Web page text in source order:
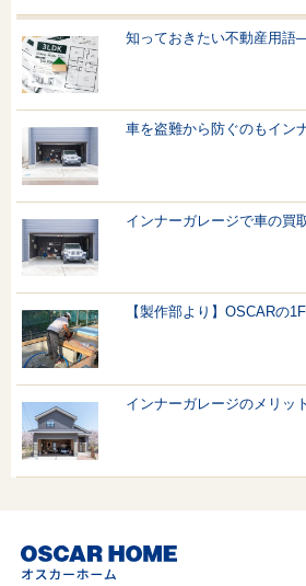
知っておきたい不動産用語
車を盗難から防ぐのもイン
インナーガレージで車の買
【製作部より】OSCARの
インナーガレージのメリッ